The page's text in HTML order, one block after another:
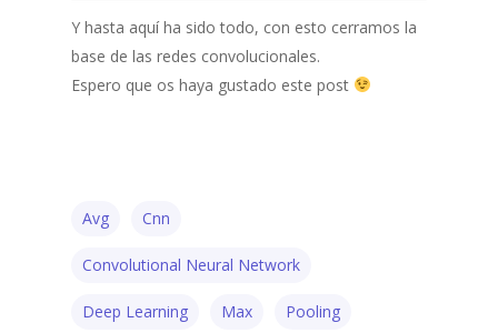
Y hasta aquí ha sido todo, con esto cerramos la
base de las redes convolucionales.
Espero que os haya gustado este post
Avg Cnn
Convolutional Neural Network
Deep Learning Max Pooling